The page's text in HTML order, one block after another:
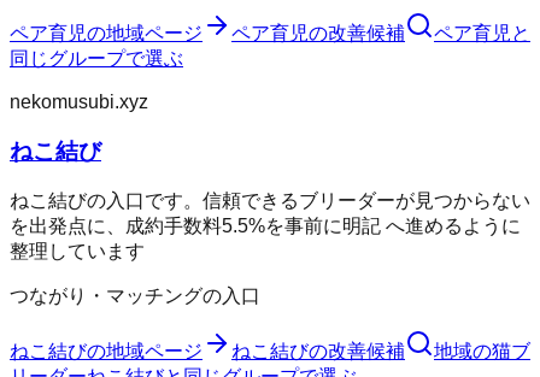
ペア育児の地域ページ ペア育児の改善候補 ペア育児 と
同じグループで選ぶ
nekomusubi.xyz
ねこ結び
ねこ結びの入口です。信頼できるブリーダーが見つからない
を出発点に、成約手数料5.5%を事前に明記 へ進めるように
整理しています
つながり・マッチングの入口
ねこ結びの地域ページ ねこ結びの改善候補
地域の猫ブ